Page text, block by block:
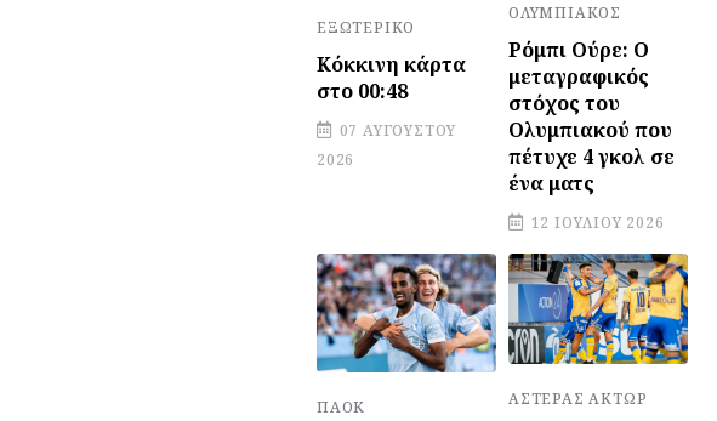
ΕΞΩΤΕΡΙΚΌ
Κόκκινη κάρτα
στο 00:48
07 ΑΥΓΟΎΣΤΟΥ
2026
ΟΛΥΜΠΙΑΚΌΣ
Ρόμπι Ούρε: Ο
μεταγραφικός
στόχος του
Ολυμπιακού που
πέτυχε 4 γκολ σε
ένα ματς
12 ΙΟΥΛΊΟΥ 2026
ΠΑΟΚ ΑΣΤΈΡΑΣ ΆΚΤΩΡ